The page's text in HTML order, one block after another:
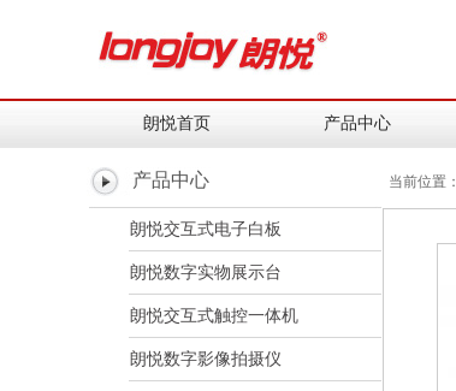
朗悦首页 产品中心
产品中心
朗悦交互式电子白板
朗悦数字实物展示台
朗悦交互式触控一体机
朗悦数字影像拍摄仪
当前位置：